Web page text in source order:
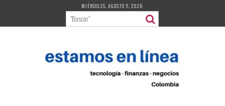
contenido
MIÉRCOLES, AGOSTO 5, 2026